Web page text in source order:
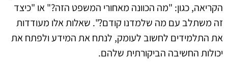
הקריאה, כגון: "מה הכוונה מאחורי המשפט הזה?" או "כיצד
זה משתלב עם מה שלמדנו קודם?". שאלות אלו מעודדות
את התלמידים לחשוב לעומק, לנתח את המידע ולפתח את
יכולות החשיבה הביקורתית שלהם.